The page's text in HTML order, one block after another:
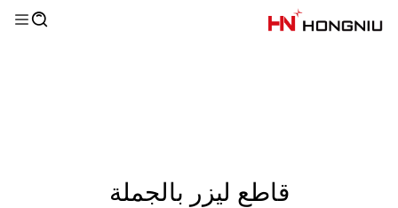
قاطع ليزر بالجملة